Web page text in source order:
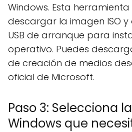
Windows. Esta
descargar la imagen ISO y
USB de arranque para
operativo. Puedes
de creación de medios
oficial de Microsoft.
Paso 3: Selecciona
Windows que